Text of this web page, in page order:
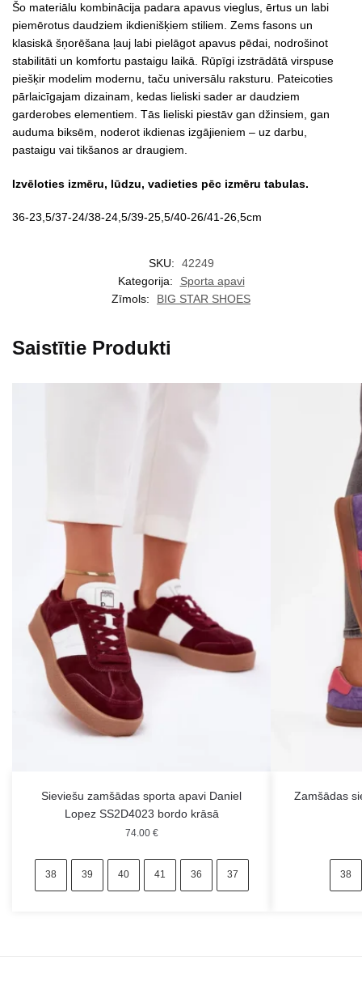
Šo materiālu kombinācija padara apavus vieglus, ērtus un labi
piemērotus daudziem ikdienišķiem stiliem. Zems fasons un
klasiskā šņorēšana ļauj labi pielāgot apavus pēdai, nodrošinot
stabilitāti un komfortu pastaigu laikā. Rūpīgi izstrādātā virspuse
piešķir modelim modernu, taču universālu raksturu. Pateicoties
pārlaicīgajam dizainam, kedas lieliski sader ar daudziem
garderobes elementiem. Tās lieliski piestāv gan džinsiem, gan
auduma biksēm, noderot ikdienas izgājieniem – uz darbu,
pastaigu vai tikšanos ar draugiem.
Izvēloties izmēru, lūdzu, vadieties pēc izmēru tabulas.
36-23,5/37-24/38-24,5/39-25,5/40-26/41-26,5cm
SKU:
42249
Kategorija:
Sporta apavi
Zīmols:
BIG STAR SHOES
Saistītie Produkti
Sieviešu zamšādas sporta apavi Daniel
Lopez SS2D4023 bordo krāsā
74.00 €
38 39 40 41 36 37
Zamšādas
38